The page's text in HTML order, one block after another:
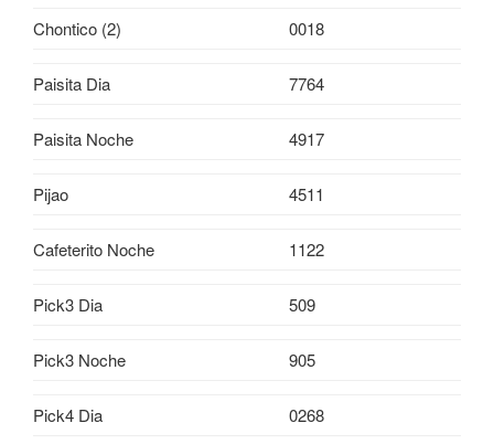
Chontico (2) 0018
Paisita Dia 7764
Paisita Noche 4917
Pijao 4511
Cafeterito Noche 1122
Pick3 Dia 509
Pick3 Noche 905
Pick4 Dia 0268